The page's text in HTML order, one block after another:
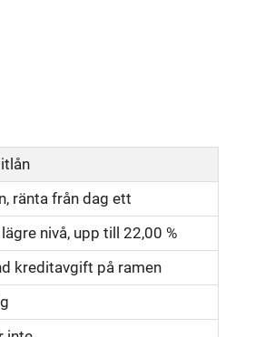
ränta från dag ett
nivå, upp till 22,00 %
kreditavgift på ramen